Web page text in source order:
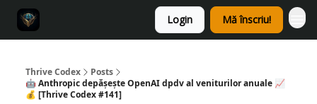
Login Mă înscriu!
Thrive Codex
Posts
🤖 Anthropic depășește OpenAI dpdv al veniturilor anuale 📈
💰 [Thrive Codex #141]